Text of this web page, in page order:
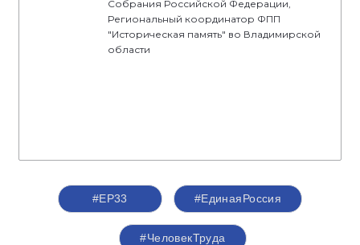
Собрания Российской Федерации,
Региональный координатор ФПП
"Историческая память" во Владимирской
области
#ЕР33 #‎ЕдинаяРоссия
#ЧеловекТруда